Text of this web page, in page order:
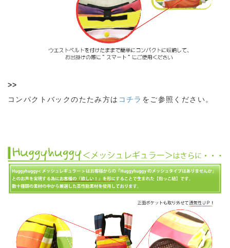
>>
コンパクトバックのたたみ方は コチラ をご参照ください。